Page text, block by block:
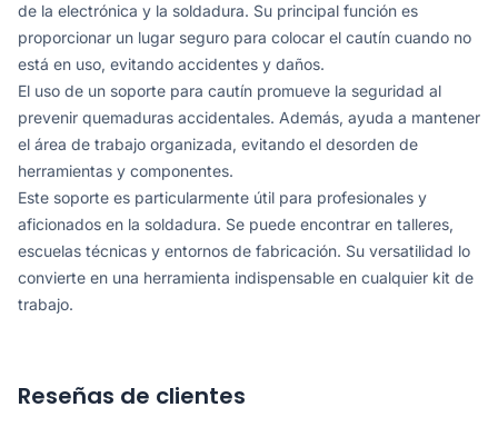
de la electrónica y la soldadura. Su principal función es
proporcionar un lugar seguro para colocar el cautín cuando no
está en uso, evitando accidentes y daños.
El uso de un soporte para cautín promueve la seguridad al
prevenir quemaduras accidentales. Además, ayuda a mantener
el área de trabajo organizada, evitando el desorden de
herramientas y componentes.
Este soporte es particularmente útil para profesionales y
aficionados en la soldadura. Se puede encontrar en talleres,
escuelas técnicas y entornos de fabricación. Su versatilidad lo
convierte en una herramienta indispensable en cualquier kit de
trabajo.
Reseñas de clientes